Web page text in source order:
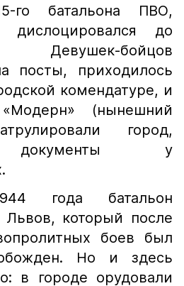
го батальона ПВО,
дислоцировался до
бойцов
посты, приходилось
комендатуре, и
(нынешний
город,
документы у
года батальон
который после
боев был
Но и здесь
в городе орудовали